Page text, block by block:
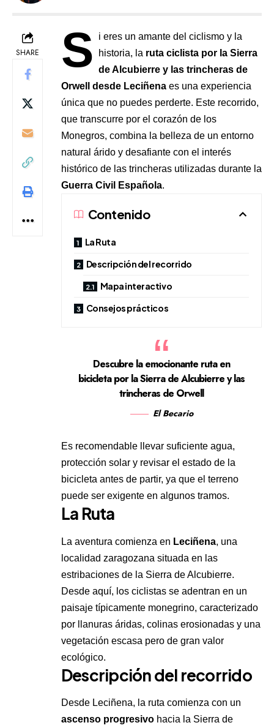
SHARE S
i eres un amante del ciclismo y la
historia, la ruta ciclista por la Sierra
de Alcubierre y las trincheras de
Orwell desde Leciñena es una experiencia
única que no puedes perderte. Este recorrido,
que transcurre por el corazón de los
Monegros, combina la belleza de un entorno
natural árido y desafiante con el interés
histórico de las trincheras utilizadas durante la
Guerra Civil Española.
Contenido
La Ruta
Descripción del recorrido
Mapa interactivo
Consejos prácticos
Descubre la emocionante ruta en
bicicleta por la Sierra de Alcubierre y las
trincheras de Orwell
El Becario
Es recomendable llevar suficiente agua,
protección solar y revisar el estado de la
bicicleta antes de partir, ya que el terreno
puede ser exigente en algunos tramos.
La Ruta
La aventura comienza en Leciñena, una
localidad zaragozana situada en las
estribaciones de la Sierra de Alcubierre.
Desde aquí, los ciclistas se adentran en un
paisaje típicamente monegrino, caracterizado
por llanuras áridas, colinas erosionadas y una
vegetación escasa pero de gran valor
ecológico.
Descripción del recorrido
Desde Leciñena, la ruta comienza con un
ascenso progresivo hacia la Sierra de